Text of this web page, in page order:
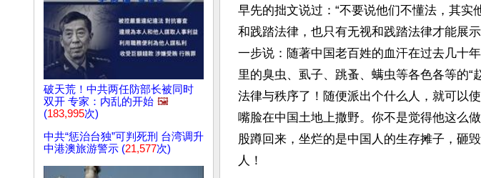
破天荒！中共两任防部长被同时
双开 专家：内乱的开始 🖼️
(183,995次)
中共“惩治台独”可判死刑 台湾调升
中港澳旅游警示 (21,577次)
早先的拙文说过：“不要说他们不懂法，其
和践踏法律，也只有无视和践踏法律才能展
一步说：随著中国老百姓的血汗在过去几十
里的臭虫、虱子、跳蚤、螨虫等各色各等的
法律与秩序了！随便派出个什么人，就可以
嘴脸在中国土地上撒野。你不是觉得他这么
股蹲回来，坐烂的是中国人的生存摊子，砸
人！